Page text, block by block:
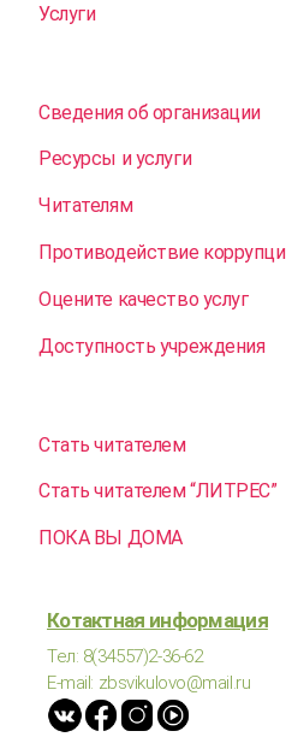
Услуги
Сведения об организации
Ресурсы и услуги
Читателям
Противодействие
Оцените качество услуг
Доступность учреждения
Стать читателем
Стать читателем “ЛИТРЕС”
ПОКА ВЫ ДОМА
Котактная информация
Тел: 8(34557)2-36-62
E-mail: zbsvikulovo@mail.ru